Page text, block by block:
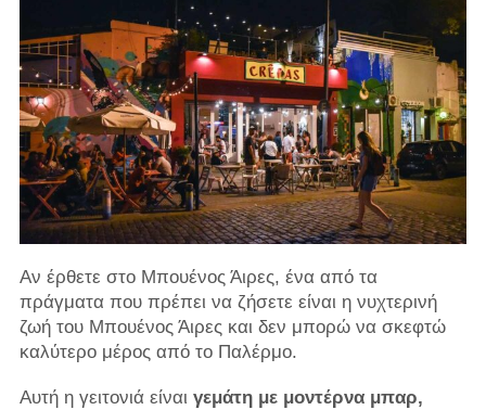
Αν έρθετε στο Μπουένος Άιρες, ένα από τα
πράγματα που πρέπει να ζήσετε είναι η νυχτερινή
ζωή του Μπουένος Άιρες και δεν μπορώ να σκεφτώ
καλύτερο μέρος από το Παλέρμο.
Αυτή η γειτονιά είναι γεμάτη με μοντέρνα μπαρ,